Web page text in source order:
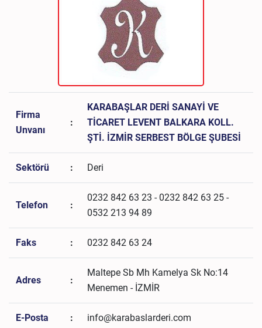
Firma
Unvanı
:
KARABAŞLAR DERİ SANAYİ VE
TİCARET LEVENT BALKARA KOLL.
ŞTİ. İZMİR SERBEST BÖLGE ŞUBESİ
Sektörü : Deri
Telefon :
0232 842 63 23 - 0232 842 63 25 -
0532 213 94 89
Faks : 0232 842 63 24
Adres :
Maltepe Sb Mh Kamelya Sk No:14
Menemen - İZMİR
E-Posta : info@karabaslarderi.com